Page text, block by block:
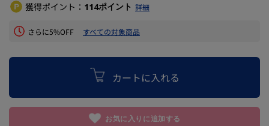
獲得ポイント： 114ポイント 詳細
さらに5%OFF すべての対象商品
カートに入れる
お気に入りに追加する